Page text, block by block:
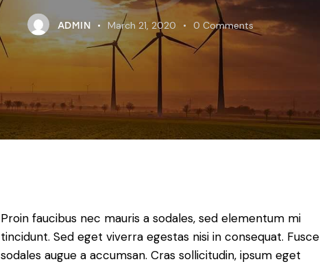
ADMIN March 21, 2020 0 Comments
Proin faucibus nec mauris a sodales, sed elementum mi
tincidunt. Sed eget viverra egestas nisi in consequat. Fusce
sodales augue a accumsan. Cras sollicitudin, ipsum eget